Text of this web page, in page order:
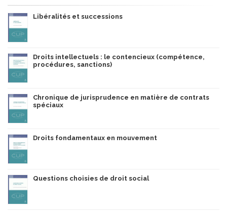
Libéralités et successions
Droits intellectuels : le contencieux (compétence,
procédures, sanctions)
Chronique de jurisprudence en matière de contrats
spéciaux
Droits fondamentaux en mouvement
Questions choisies de droit social